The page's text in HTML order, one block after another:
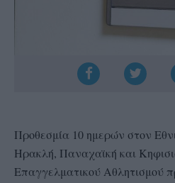
Προθεσμία 10 ημερών στον
Ηρακλή, Παναχαϊκή και
Επαγγελματικού Αθλητισμού